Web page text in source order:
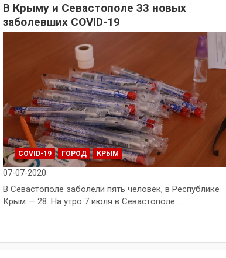
В Крыму и Севастополе 33 новых
заболевших COVID-19
COVID-19 ГОРОД КРЫМ
07-07-2020
В Севастополе заболели пять человек, в Республике
Крым — 28. На утро 7 июля в Севастополе…